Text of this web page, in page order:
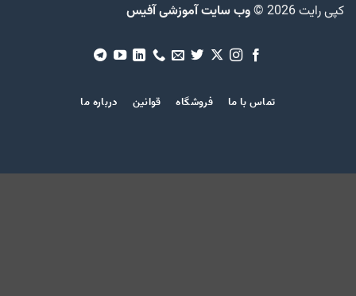
کپی رایت 2026 © وب سایت آموزشی آفیس
تماس با ما فروشگاه قوانین درباره ما